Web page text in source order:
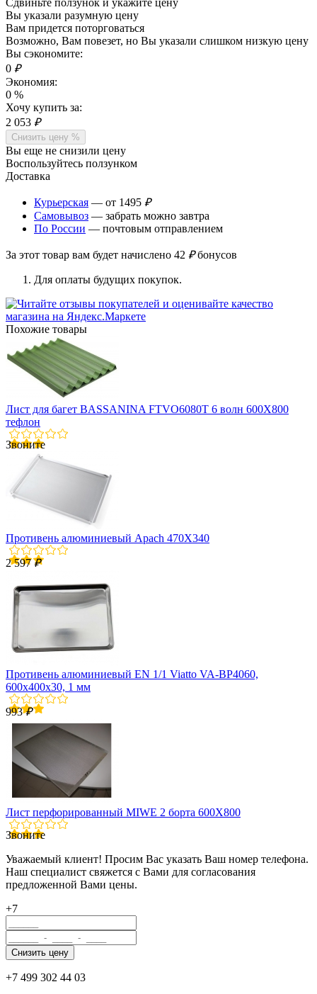
Вы указали разумную цену
Вам придется поторговаться
Возможно, Вам повезет, но Вы указали слишком низкую цену
Вы сэкономите:
0 ₽
Экономия:
0 %
Хочу купить за:
2 053 ₽
Снизить цену %
Вы еще не снизили цену
Воспользуйтесь ползунком
Доставка
Курьерская — от 1495 ₽
Самовывоз — забрать можно завтра
По России — почтовым отправлением
За этот товар вам будет начислено 42 ₽бонусов
Для оплаты будущих покупок.
Похожие товары
Лист для багет BASSANINA FTVO6080T 6 волн 600X800
тефлон
Звоните
Противень алюминиевый Apach 470X340
2 597₽
Противень алюминиевый EN 1/1 Viatto VA-BP4060,
600x400х30, 1 мм
993₽
Лист перфорированный MIWE 2 борта 600Х800
Звоните
Уважаемый клиент! Просим Вас указать Ваш номер телефона.
Наш специалист свяжется с Вами для согласования
предложенной Вами цены.
+7
+7 499 302 44 03